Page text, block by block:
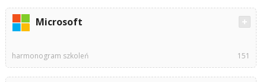
Microsoft
harmonogram szkoleń 151